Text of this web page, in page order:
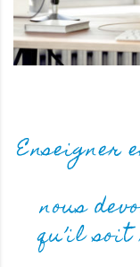
Enseigner
nous
qu’il